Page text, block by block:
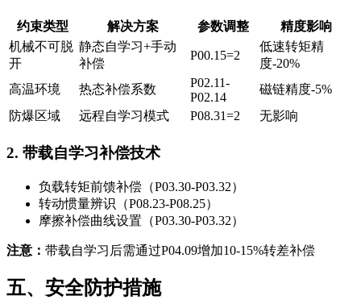
约束类型 解决方案 参数调整
精度影响
机械不可脱
开
静态自学习+手动
补偿
P00.15=2
低速转矩精
度-20%
高温环境
热态补偿系数
P02.11-
P02.14
磁链精度-5%
防爆区域
远程自学习模式 P08.31=2 无影响
2. 带载自学习补偿技术
负载转矩前馈补偿（P03.30-P03.32）
转动惯量辨识（P08.23-P08.25）
摩擦补偿曲线设置（P03.30-P03.32）
注意： 带载自学习后需通过P04.09增加10-15%转差补偿
五、安全防护措施